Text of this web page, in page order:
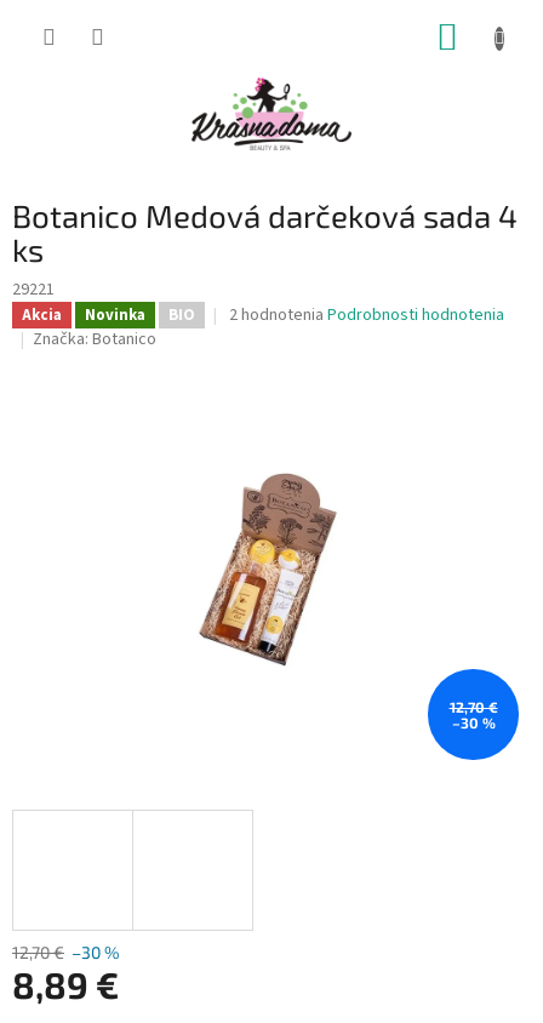
Botanico Medová darčeková sada 4
ks
29221
Akcia Novinka BIO
Priemerné
hviezdičiek.
2 hodnotenia Podrobnosti hodnotenia
Značka: Botanico
12,70 €
–30 %
12,70 € –30 %
8,89 €